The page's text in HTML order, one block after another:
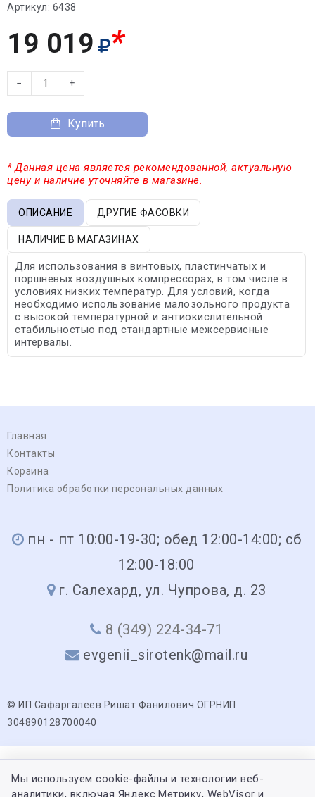
Артикул: 6438
19 019 *
− +
Купить
* Данная цена является рекомендованной, актуальную
цену и наличие уточняйте в магазине.
ОПИСАНИЕ ДРУГИЕ ФАСОВКИ
НАЛИЧИЕ В МАГАЗИНАХ
Для использования в винтовых, пластинчатых и
поршневых воздушных компрессорах, в том числе в
условиях низких температур. Для условий, когда
необходимо использование малозольного продукта
с высокой температурной и антиокислительной
стабильностью под стандартные межсервисные
интервалы.
Главная
Контакты
Корзина
Политика обработки персональных данных
пн - пт 10:00-19-30; обед 12:00-14:00; сб
12:00-18:00
г. Салехард, ул. Чупрова, д. 23
8 (349) 224-34-71
evgenii_sirotenk@mail.ru
© ИП Сафаргалеев Ришат Фанилович ОГРНИП
304890128700040
Мы используем cookie-файлы и технологии веб-
аналитики, включая Яндекс.Метрику, WebVisor и